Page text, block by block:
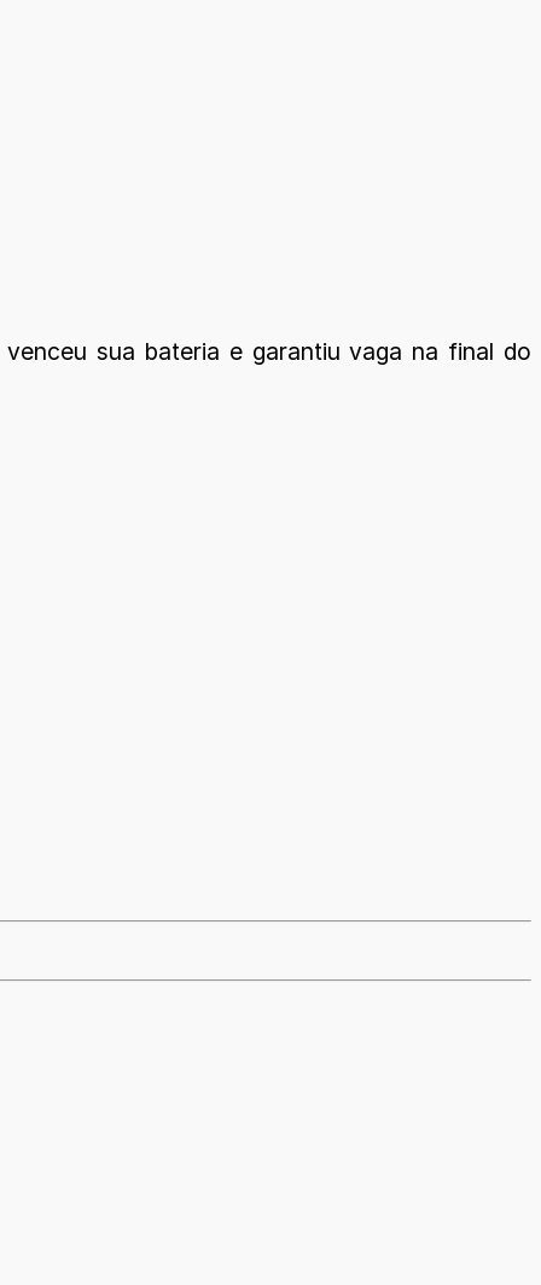
sua bateria e garantiu vaga na final do